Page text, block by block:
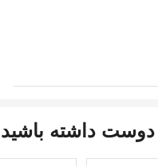
داشته باشید